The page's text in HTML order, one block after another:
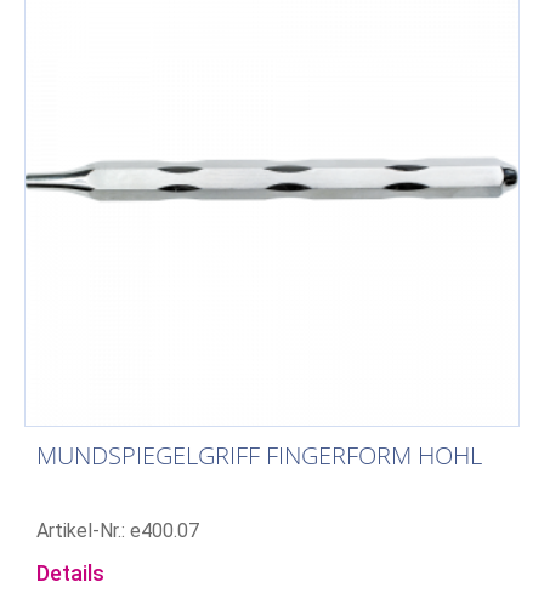
MUNDSPIEGELGRIFF FINGERFORM HOHL
Artikel-Nr.: e400.07
Details